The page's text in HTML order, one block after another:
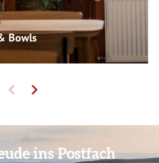
Bowls
ins Postfach